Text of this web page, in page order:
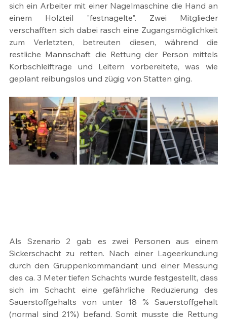
sich ein Arbeiter mit einer Nagelmaschine die Hand an
einem Holzteil "festnagelte". Zwei Mitglieder
verschafften sich dabei rasch eine Zugangsmöglichkeit
zum Verletzten, betreuten diesen, während die
restliche Mannschaft die Rettung der Person mittels
Korbschleiftrage und Leitern vorbereitete, was wie
geplant reibungslos und zügig von Statten ging.
Als Szenario 2 gab es zwei Personen aus einem
Sickerschacht zu retten. Nach einer Lageerkundung
durch den Gruppenkommandant und einer Messung
des ca. 3 Meter tiefen Schachts wurde festgestellt, dass
sich im Schacht eine gefährliche Reduzierung des
Sauerstoffgehalts von unter 18 % Sauerstoffgehalt
(normal sind 21%) befand. Somit musste die Rettung